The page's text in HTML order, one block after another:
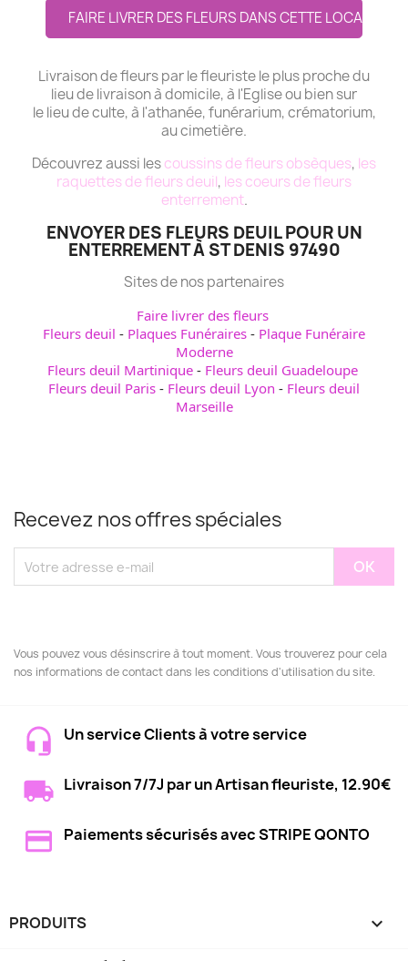
FAIRE LIVRER DES FLEURS DANS CETTE LOCALITE
Livraison de fleurs par le fleuriste le plus proche du
lieu de livraison à domicile, à l'Eglise ou bien sur
le lieu de culte, à l'athanée, funérarium, crématorium,
au cimetière.
Découvrez aussi lescoussins de fleurs obsèques, les
raquettes de fleurs deuil, les coeurs de fleurs
enterrement.
ENVOYER DES FLEURS DEUIL POUR UN
ENTERREMENT À ST DENIS 97490
Sites de nos partenaires
Faire livrer des fleurs
Fleurs deuil - Plaques Funéraires - Plaque Funéraire
Moderne
Fleurs deuil Martinique- Fleurs deuil Guadeloupe
Fleurs deuil Paris - Fleurs deuil Lyon - Fleurs deuil
Marseille
Recevez nos offres spéciales
Vous pouvez vous désinscrire à tout moment. Vous trouverez pour cela
nos informations de contact dans les conditions d'utilisation du site.
Un service Clients à votre service
Livraison 7/7J par un Artisan fleuriste, 12.90€
Paiements sécurisés avec STRIPE QONTO
PRODUITS 